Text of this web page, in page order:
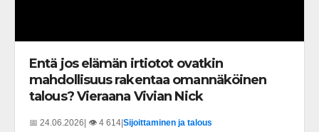
Entä jos elämän irtiotot ovatkin
mahdollisuus rakentaa omannäköinen
talous? Vieraana Vivian Nick
📅 24.06.2026| 👁️ 4 614|Sijoittaminen ja talous